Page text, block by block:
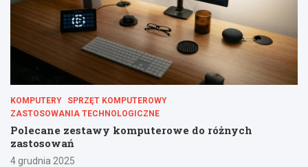
KOMPUTERY
SPRZĘT KOMPUTEROWY
ZASTOSOWANIA TECHNOLOGICZNE
Polecane zestawy komputerowe do różnych
zastosowań
4 grudnia 2025